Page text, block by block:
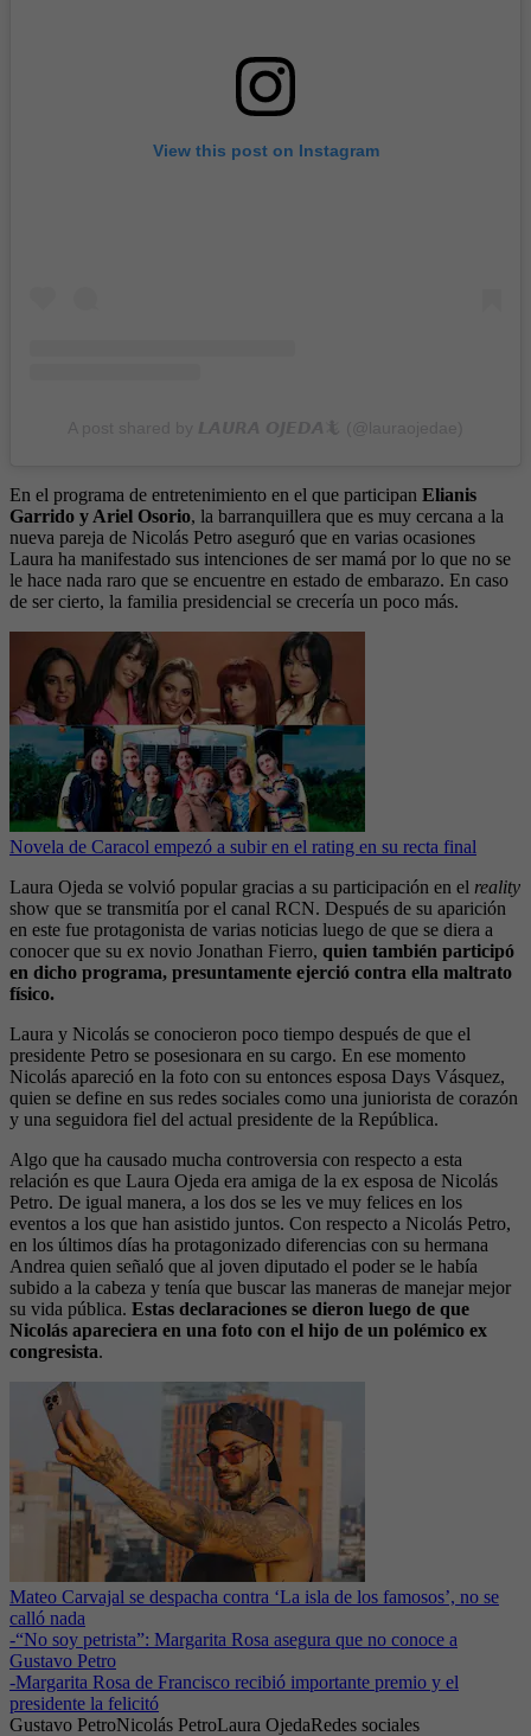
View this post on Instagram
En el programa de entretenimiento en el que participan Elianis
Garrido y Ariel Osorio, la barranquillera que es muy cercana a la
nueva pareja de Nicolás Petro aseguró que en varias ocasiones
Laura ha manifestado sus intenciones de ser mamá por lo que no se
le hace nada raro que se encuentre en estado de embarazo. En caso
de ser cierto, la familia presidencial se crecería un poco más.
Novela de Caracol empezó a subir en el rating en su recta final
Laura Ojeda se volvió popular gracias a su participación en el reality
show que se transmitía por el canal RCN. Después de su aparición
en este fue protagonista de varias noticias luego de que se diera a
conocer que su ex novio Jonathan Fierro, quien también participó
en dicho programa, presuntamente ejerció contra ella maltrato
físico.
Laura y Nicolás se conocieron poco tiempo después de que el
presidente Petro se posesionara en su cargo. En ese momento
Nicolás apareció en la foto con su entonces esposa Days Vásquez,
quien se define en sus redes sociales como una juniorista de corazón
y una seguidora fiel del actual presidente de la República.
Algo que ha causado mucha controversia con respecto a esta
relación es que Laura Ojeda era amiga de la ex esposa de Nicolás
Petro. De igual manera, a los dos se les ve muy felices en los
eventos a los que han asistido juntos. Con respecto a Nicolás Petro,
en los últimos días ha protagonizado diferencias con su hermana
Andrea quien señaló que al joven diputado el poder se le había
subido a la cabeza y tenía que buscar las maneras de manejar mejor
su vida pública. Estas declaraciones se dieron luego de que
Nicolás apareciera en una foto con el hijo de un polémico ex
congresista.
Mateo Carvajal se despacha contra ‘La isla de los famosos’, no se
calló nada
-“No soy petrista”: Margarita Rosa asegura que no conoce a
Gustavo Petro
-Margarita Rosa de Francisco recibió importante premio y el
presidente la felicitó
Gustavo PetroNicolás PetroLaura OjedaRedes sociales